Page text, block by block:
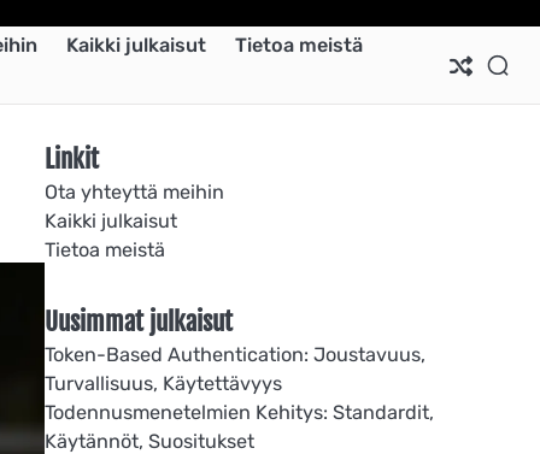
Kaikki julkaisut Tietoa meistä
Linkit
Ota yhteyttä meihin
Kaikki julkaisut
Tietoa meistä
Uusimmat julkaisut
Token-Based Authentication: Joustavuus,
Turvallisuus, Käytettävyys
Todennusmenetelmien Kehitys: Standardit,
Käytännöt, Suositukset